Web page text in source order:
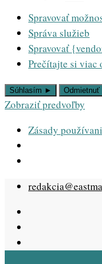
Spravovať
Správa služieb
Spravovať
Prečítajte si viac
Súhlasím ► Odmietnuť
Zobraziť predvoľby
Zásady
Skip
content